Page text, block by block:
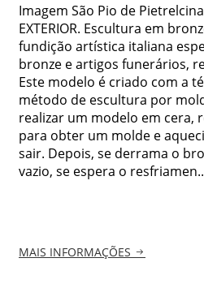
Imagem São Pio de
EXTERIOR. Escultura em
fundição artística italiana
bronze e artigos funerários,
Este modelo é criado com a
método de escultura por
realizar um modelo em cera,
para obter um molde e
sair. Depois, se derrama o
vazio, se espera o
MAIS INFORMAÇÕES